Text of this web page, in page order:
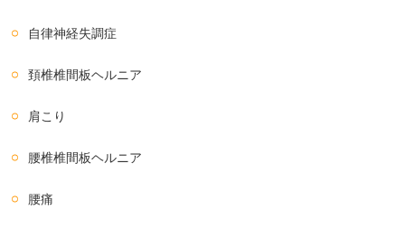
自律神経失調症
頚椎椎間板ヘルニア
肩こり
腰椎椎間板ヘルニア
腰痛